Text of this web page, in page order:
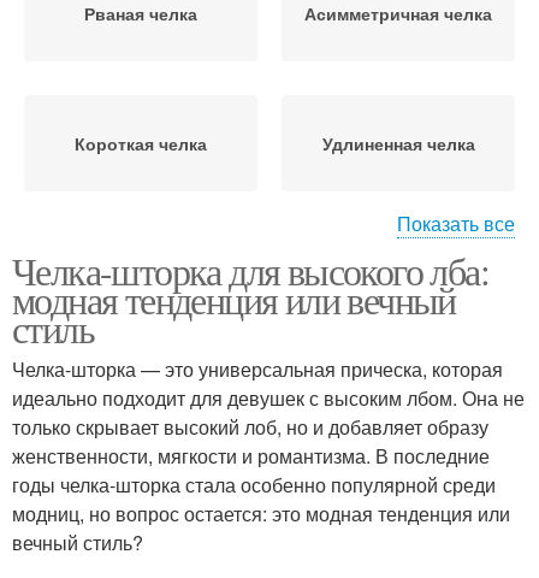
Рваная челка Асимметричная челка
Короткая челка Удлиненная челка
Челка по форме
Челка для овального
лица
Челка для
прямоугольного лица
Челка для вытянутого
лица
Челка для квадратного
лица
Показать все
Челка-шторка для высокого лба:
модная тенденция или вечный
стиль
Челка-шторка — это универсальная прическа, которая
идеально подходит для девушек с высоким лбом. Она не
только скрывает высокий лоб, но и добавляет образу
женственности, мягкости и романтизма. В последние
годы челка-шторка стала особенно популярной среди
модниц, но вопрос остается: это модная тенденция или
вечный стиль?